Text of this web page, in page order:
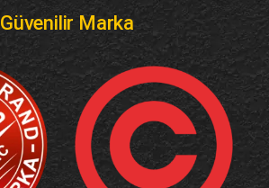
Güvenilir Marka